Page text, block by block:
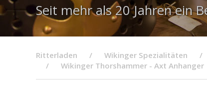
Seit mehr als 20 Jahren ein
Ritterladen Wikinger Spezialitäten
Wikinger Thorshammer - Axt Anhanger